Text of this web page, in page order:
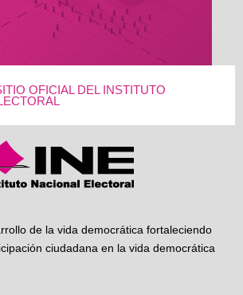
OFICIAL DEL INSTITUTO
de la vida democrática fortaleciendo
ciudadana en la vida democrática